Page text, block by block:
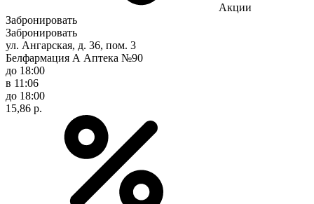
Акции
Забронировать
Забронировать
ул. Ангарская, д. 36, пом. 3
Белфармация А Аптека №90
до 18:00
в 11:06
до 18:00
15,86 р.